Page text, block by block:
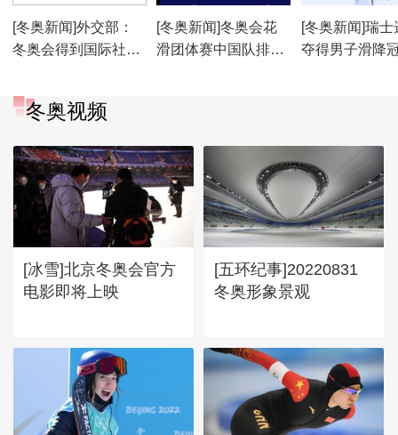
[冬奥新闻]外交部：
冬奥会得到国际社会
[冬奥新闻]冬奥会花
滑团体赛中国队排名
[冬奥新闻]瑞士
夺得男子滑降
冬奥视频
[冰雪]北京冬奥会官方
电影即将上映
[五环纪事]20220831
冬奥形象景观